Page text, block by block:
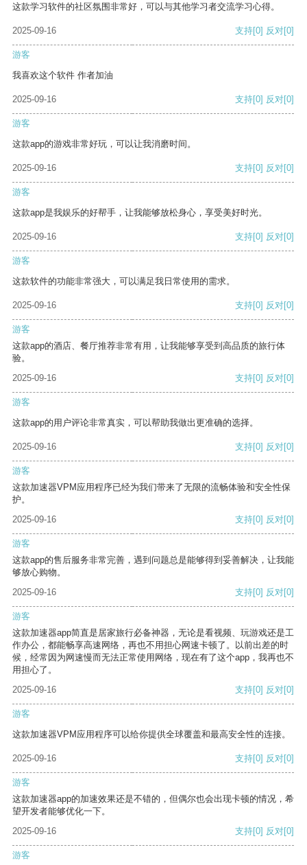
这款学习软件的社区氛围非常好，可以与其他学习者交流学习心得。
2025-09-16 支持[0] 反对[0]
游客
我喜欢这个软件 作者加油
2025-09-16 支持[0] 反对[0]
游客
这款app的游戏非常好玩，可以让我消磨时间。
2025-09-16 支持[0] 反对[0]
游客
这款app是我娱乐的好帮手，让我能够放松身心，享受美好时光。
2025-09-16 支持[0] 反对[0]
游客
这款软件的功能非常强大，可以满足我日常使用的需求。
2025-09-16 支持[0] 反对[0]
游客
这款app的酒店、餐厅推荐非常有用，让我能够享受到高品质的旅行体
验。
2025-09-16
支持[0] 反对[0]
游客
这款app的用户评论非常真实，可以帮助我做出更准确的选择。
2025-09-16 支持[0] 反对[0]
游客
这款加速器VPM应用程序已经为我们带来了无限的流畅体验和安全性保
护。
2025-09-16
支持[0] 反对[0]
游客
这款app的售后服务非常完善，遇到问题总是能够得到妥善解决，让我能
够放心购物。
2025-09-16
支持[0] 反对[0]
游客
这款加速器app简直是居家旅行必备神器，无论是看视频、玩游戏还是工
作办公，都能畅享高速网络，再也不用担心网速卡顿了。以前出差的时
候，经常因为网速慢而无法正常使用网络，现在有了这个app，我再也不
用担心了。
2025-09-16
支持[0] 反对[0]
游客
这款加速器VPM应用程序可以给你提供全球覆盖和最高安全性的连接。
2025-09-16 支持[0] 反对[0]
游客
这款加速器app的加速效果还是不错的，但偶尔也会出现卡顿的情况，希
望开发者能够优化一下。
2025-09-16
支持[0] 反对[0]
游客